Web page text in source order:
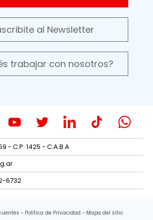
al Newsletter
trabajar con nosotros?
- C.P. 1425 - C.A.B.A
6732
Política de Privacidad Mapa del sitio